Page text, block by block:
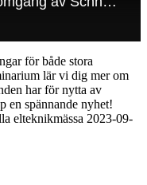
för både stora
lär vi dig mer om
har för nytta av
en spännande nyhet!
elteknikmässa 2023-09-